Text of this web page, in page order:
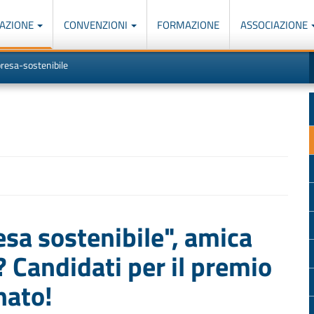
CONVENZIONI FORMAZIONE ASSOCIAZIONE
sostenibile
sostenibile", amica
Candidati per il premio